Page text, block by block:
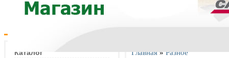
Каталог Главная»Разное